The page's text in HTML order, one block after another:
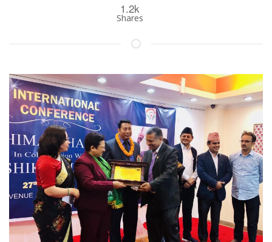
1.2k
Shares